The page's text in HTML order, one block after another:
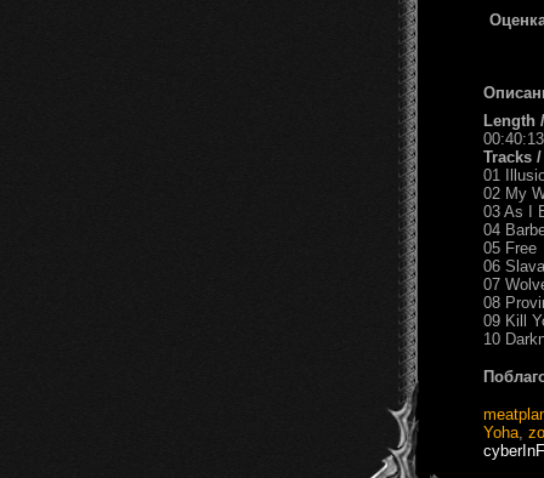
Length
00:40:13
Tracks
01
02 My
03 As I
04
05 Free
06
07
08
09 Kill
10
Yoha